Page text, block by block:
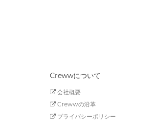
Crewwについて
会社概要
Crewwの沿革
プライバシーポリシー